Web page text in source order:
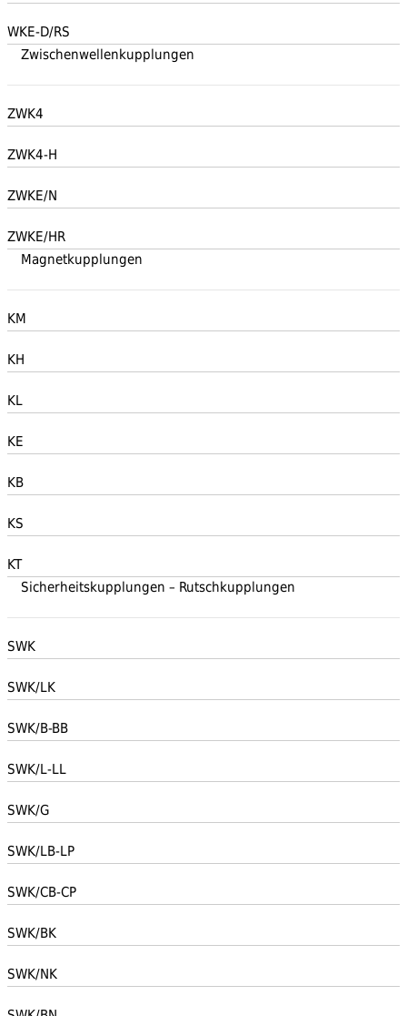
WKE-D/RS
Zwischenwellenkupplungen
ZWK4
ZWK4-H
ZWKE/N
ZWKE/HR
Magnetkupplungen
KM
KH
KL
KE
KB
KS
KT
Sicherheitskupplungen – Rutschkupplungen
SWK
SWK/LK
SWK/B-BB
SWK/L-LL
SWK/G
SWK/LB-LP
SWK/CB-CP
SWK/BK
SWK/NK